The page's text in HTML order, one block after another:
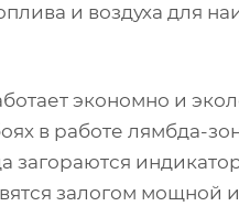
и воздуха для
экономно и
в работе лямбда-
загораются
залогом мощной